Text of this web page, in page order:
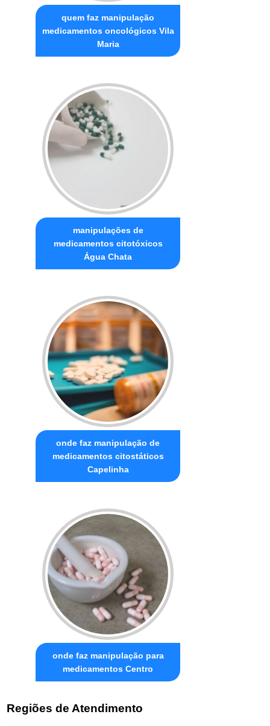
quem faz manipulação
medicamentos oncológicos Vila
Maria
manipulações de
medicamentos citotóxicos
Água Chata
onde faz manipulação de
medicamentos citostáticos
Capelinha
onde faz manipulação para
medicamentos Centro
Regiões de Atendimento